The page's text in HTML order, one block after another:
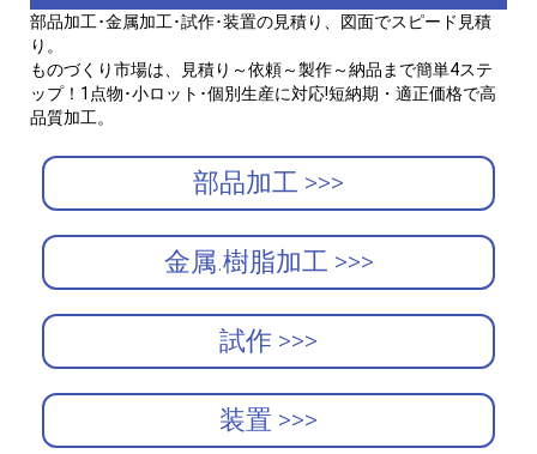
部品加工･金属加工･試作･装置の見積り、図面でスピード見積
り。
ものづくり市場は、見積り～依頼～製作～納品まで簡単4ステ
ップ！1点物･小ロット･個別生産に対応!短納期・適正価格で高
品質加工。
部品加工 >>>
金属.樹脂加工 >>>
試作 >>>
装置 >>>